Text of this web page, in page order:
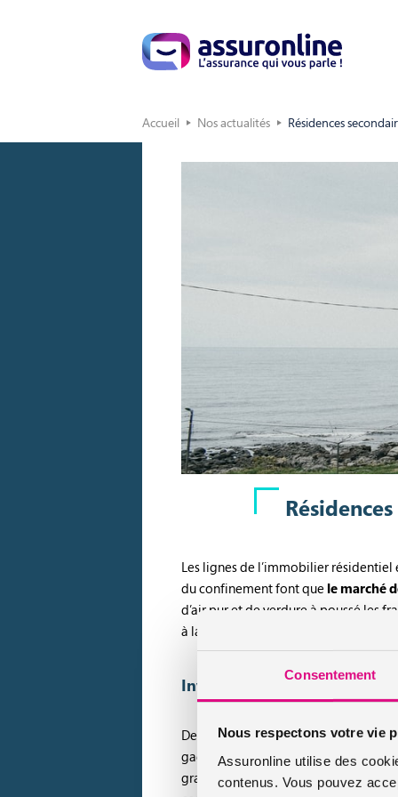
Consentement
Nous respectons votre vie
Assuronline utilise des
contenus. Vous pouvez
Accueil Nos actualités Résidences
Les lignes de l’immobilier résidentiel
du confinement font que le marché
d’air pur et de verdure à poussé les
à la mer qui sont les plus convoitées.
Investissements
Devant les villes du littoral français,
gagnantes de la saison touristique
grands espaces sans pour autant